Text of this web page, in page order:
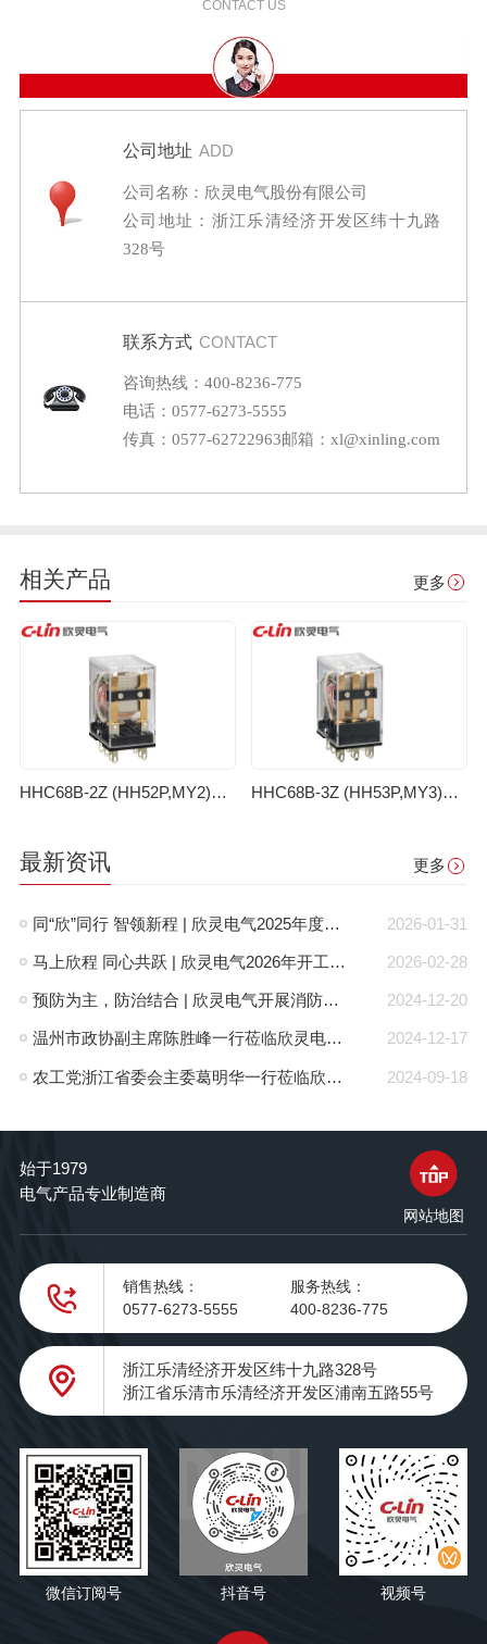
CONTACT US
公司地址 ADD
公司名称：欣灵电气股份有限公司
公司地址：浙江乐清经济开发区纬十九路
328号
联系方式 CONTACT
咨询热线：400-8236-775
电话：0577-6273-5555
传真：0577-62722963邮箱：xl@xinling.com
相关产品 更多
HHC68B-2Z (HH52P,MY2)小型电磁继电器 HHC68B-3Z (HH53P,MY3)小型电磁继电器
最新资讯 更多
2026-01-31
同“欣”同行 智领新程 | 欣灵电气2025年度表彰总结大会暨新年酒会成功举办！
2026-02-28
马上欣程 同心共跃 | 欣灵电气2026年开工大吉！
2024-12-20
预防为主，防治结合 | 欣灵电气开展消防应急预案演练活动
2024-12-17
温州市政协副主席陈胜峰一行莅临欣灵电气调研指导
2024-09-18
农工党浙江省委会主委葛明华一行莅临欣灵电气考察调研
始于1979
电气产品专业制造商
网站地图
销售热线：
0577-6273-5555
服务热线：
400-8236-775
浙江乐清经济开发区纬十九路328号
浙江省乐清市乐清经济开发区浦南五路55号
微信订阅号 抖音号 视频号